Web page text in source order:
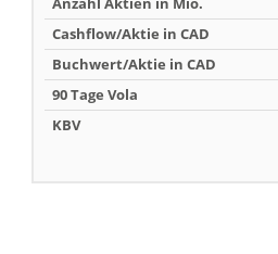
Cashflow/Aktie in CAD
Buchwert/Aktie in CAD
90 Tage Vola
KBV